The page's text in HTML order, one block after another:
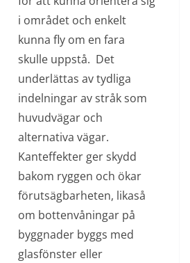
i området och enkelt
kunna fly om en fara
skulle uppstå. Det
underlättas av tydliga
indelningar av stråk som
huvudvägar och
alternativa vägar.
Kanteffekter ger skydd
bakom ryggen och ökar
förutsägbarheten, likaså
om bottenvåningar på
byggnader byggs med
glasfönster eller